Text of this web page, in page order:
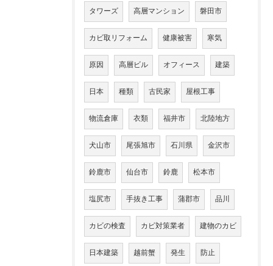
タワーズ 高層マンション 磐田市
カビ取リフォーム 健康被害 寒気
原因 高層ビル オフィース 建築
日本 種類 古民家 屋根工事
物流倉庫 衣類 福井市 北陸地方
犬山市 尾張旭市 石川県 金沢市
鈴鹿市 仙台市 鈴鹿 松本市
塩尻市 手抜き工事 蒲郡市 品川
カビの検査 カビ対策業者 建物のカビ
日本建築 越前蟹 発生 防止